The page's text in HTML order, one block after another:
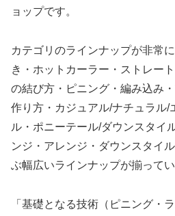
ョップです。
カテゴリのラインナップが非常
き・ホットカーラー・ストレー
の結び方・ピニング・編み込み
作り方・カジュアル/ナチュラル/
ル・ポニーテール/ダウンスタイ
ンジ・アレンジ・ダウンスタイ
ぶ幅広いラインナップが揃ってい
「基礎となる技術（ピニング・